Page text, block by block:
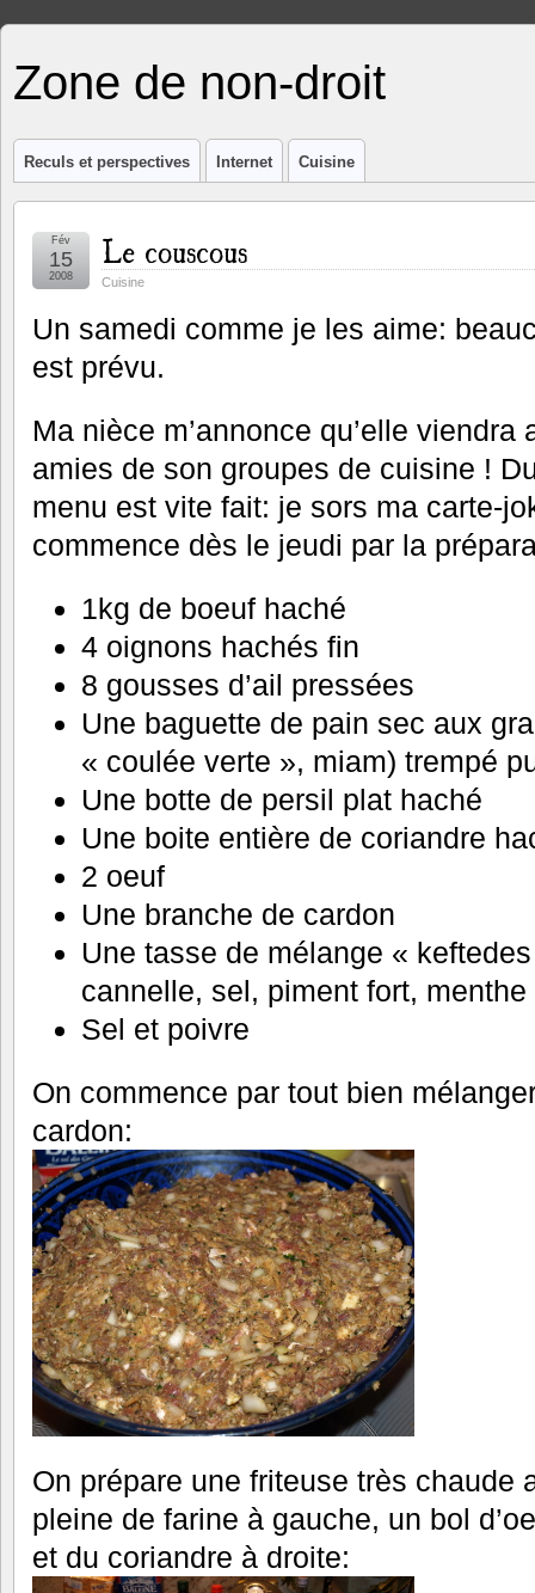
Zone de non-droit
Reculs et perspectives Internet Cuisine
Le couscous
Cuisine
Fév
15
2008
Un samedi comme je les aime:
est prévu.
Ma nièce m’annonce qu’elle
amies de son groupes de cuisine !
menu est vite fait: je sors ma carte-
commence dès le jeudi par la
1kg de boeuf haché
4 oignons hachés fin
8 gousses d’ail pressées
Une baguette de pain sec aux
« coulée verte », miam) trempé
Une botte de persil plat haché
Une boite entière de coriandre
2 oeuf
Une branche de cardon
Une tasse de mélange «
cannelle, sel, piment fort,
Sel et poivre
On commence par tout bien
cardon:
On prépare une friteuse très chaude
pleine de farine à gauche, un bol
et du coriandre à droite: